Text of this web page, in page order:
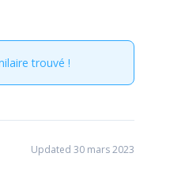
trouvé !
Updated 30 mars 2023